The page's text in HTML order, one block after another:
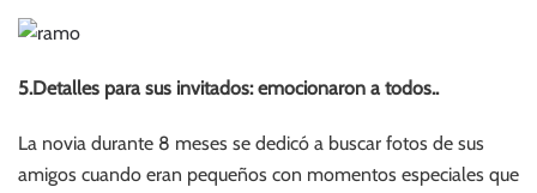
5.Detalles para sus invitados: emocionaron a todos..
La novia durante 8 meses se dedicó a buscar fotos de sus
amigos cuando eran pequeños con momentos especiales que